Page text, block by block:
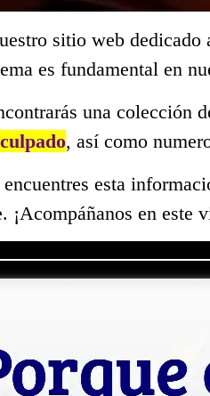
sitio web
es fundamental en
una colección
, así como
encuentres esta
¡Acompáñanos en